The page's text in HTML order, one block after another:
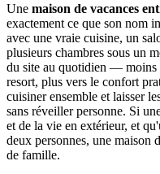
Une maison de vacances
exactement ce que son nom
avec une vraie cuisine, un
plusieurs chambres sous un
du site au quotidien — moins
resort, plus vers le confort
cuisiner ensemble et laisser
sans réveiller personne. Si
et de la vie en extérieur, et
deux personnes, une maison
de famille.